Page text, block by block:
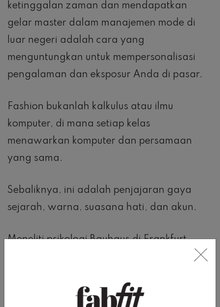
ketinggalan zaman dan mendapatkan
gelar master dalam manajemen mode di
luar negeri adalah cara yang
menguntungkan untuk mempersonalisasi
pengalaman dan eksposur Anda di pasar.
Fashion bukanlah kalkulus atau ilmu
komputer, di mana setiap kelas
menawarkan komputer dan persamaan
yang sama.
Sebaliknya, ini adalah penjajaran gaya
sejarah, warna, suasana hati, dan akun.
Meneliti psikologi Bauhaus di Frankfurt
adalah pengalaman yang sangat berbeda
merencanakan peragaan busana di Dubai,